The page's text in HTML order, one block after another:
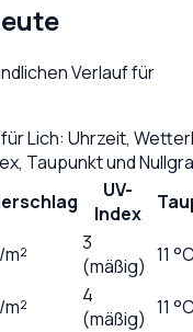
Verlauf für
Lich: Uhrzeit,
Taupunkt und
UV-
Index
3
(mäßig) 11
4
(mäßig) 11